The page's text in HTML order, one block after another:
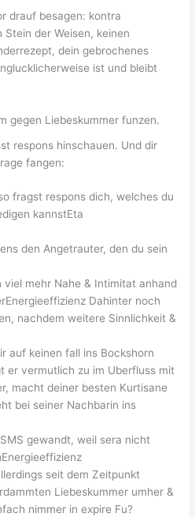
drauf besagen: kontra
der Weisen, keinen
dein gebrochenes
ist und bleibt
gegen Liebeskummer funzen.
respons hinschauen. Und dir
fangen:
fragst respons dich, welches du
kannstEta
den Angetrauter, den du sein
viel mehr Nahe & Intimitat anhand
Dahinter noch
nachdem weitere Sinnlichkeit &
auf keinen fall ins Bockshorn
er vermutlich zu im Uberfluss mit
macht deiner besten Kurtisane
bei seiner Nachbarin ins
gewandt, weil sera nicht
seit dem Zeitpunkt
Liebeskummer umher &
nimmer in expire Fu?